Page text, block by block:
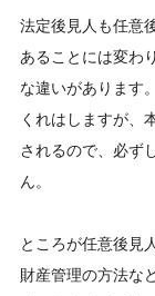
法定後見人も任意
あることには変わ
な違いがあります
くれはしますが、
されるので、必ず
ん。
ところが任意後見
財産管理の方法な